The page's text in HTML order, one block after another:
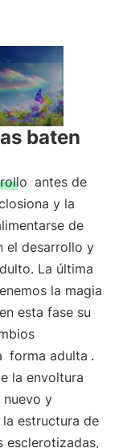
baten
antes de
y la
de
el desarrollo y
La última
la magia
esta fase su
forma adulta .
la envoltura
nuevo y
estructura de
esclerotizadas,